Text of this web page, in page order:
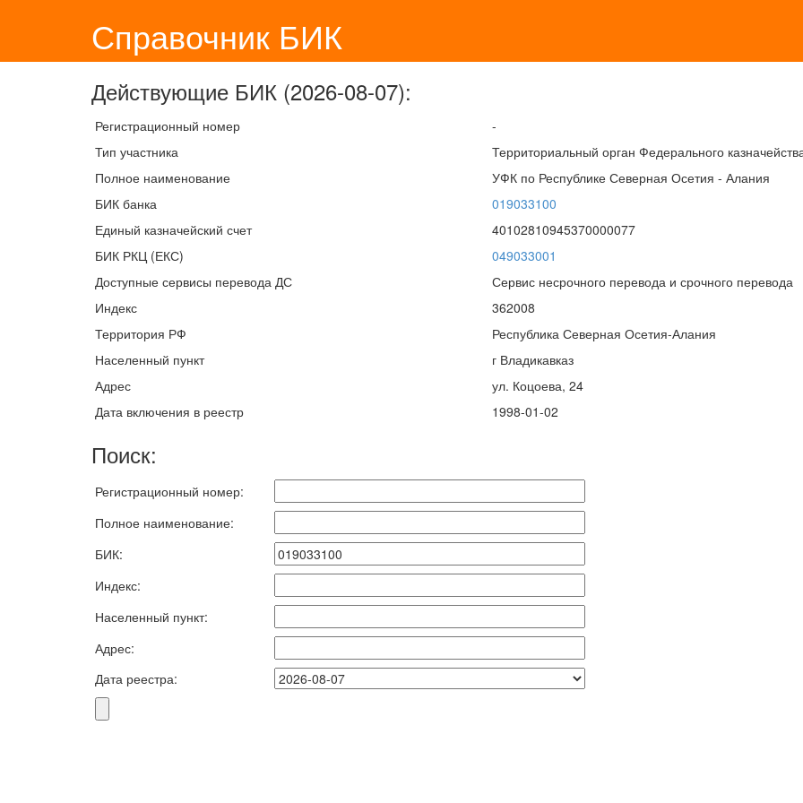
Справочник БИК
Действующие БИК (2026-08-07):
Регистрационный номер
-
Тип участника
Территориальный орган Федерального
Полное наименование
УФК по Республике Северная Осетия - Алания
БИК банка
019033100
Единый казначейский счет
40102810945370000077
БИК РКЦ (ЕКС)
049033001
Доступные сервисы перевода ДС
Сервис несрочного перевода и срочного перевода
Индекс
362008
Территория РФ
Республика Северная Осетия-Алания
Населенный пункт
г Владикавказ
Адрес
ул. Коцоева, 24
Дата включения в реестр
1998-01-02
Поиск:
Регистрационный номер:
Полное наименование:
БИК:
Индекс:
Населенный пункт:
Адрес:
Дата реестра: